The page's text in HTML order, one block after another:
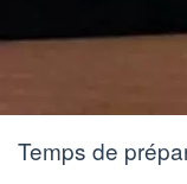
Temps de